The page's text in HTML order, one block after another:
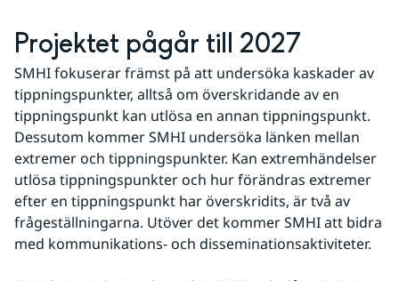
Projektet pågår till 2027
SMHI fokuserar främst på att undersöka kaskader av
tippningspunkter, alltså om överskridande av en
tippningspunkt kan utlösa en annan tippningspunkt.
Dessutom kommer SMHI undersöka länken mellan
extremer och tippningspunkter. Kan extremhändelser
utlösa tippningspunkter och hur förändras extremer
efter en tippningspunkt har överskridits, är två av
frågeställningarna. Utöver det kommer SMHI att bidra
med kommunikations- och disseminationsaktiviteter.